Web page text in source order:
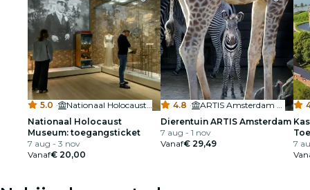
5.0 ·
Nationaal Holocaust
Museum: toegangsticket
7 aug - 3 nov
Vanaf€ 20,00
4.8 ·
Dierentuin ARTIS Amsterdam
7 aug - 1 nov
Vanaf€ 29,49
7